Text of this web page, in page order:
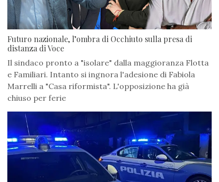
Futuro nazionale, l’ombra di Occhiuto sulla presa di
distanza di Voce
Il sindaco pronto a "isolare" dalla maggioranza Flotta
e Familiari. Intanto si ingnora l'adesione di Fabiola
Marrelli a "Casa riformista". L'opposizione ha già
chiuso per ferie